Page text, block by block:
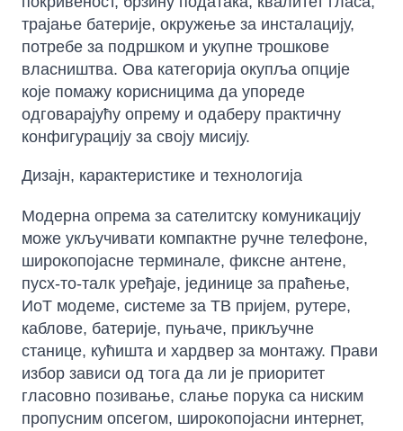
трајање батерије, окружење за инсталацију,
потребе за подршком и укупне трошкове
власништва. Ова категорија окупља опције
које помажу корисницима да упореде
одговарајућу опрему и одаберу практичну
конфигурацију за своју мисију.
Дизајн, карактеристике и технологија
Модерна опрема за сателитску комуникацију
може укључивати компактне ручне телефоне,
широкопојасне терминале, фиксне антене,
пусх-то-талк уређаје, јединице за праћење,
ИоТ модеме, системе за ТВ пријем, рутере,
каблове, батерије, пуњаче, прикључне
станице, кућишта и хардвер за монтажу. Прави
избор зависи од тога да ли је приоритет
гласовно позивање, слање порука са ниским
пропусним опсегом, широкопојасни интернет,